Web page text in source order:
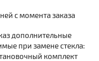
с момента заказа
дополнительные
при замене стекла:
комплект